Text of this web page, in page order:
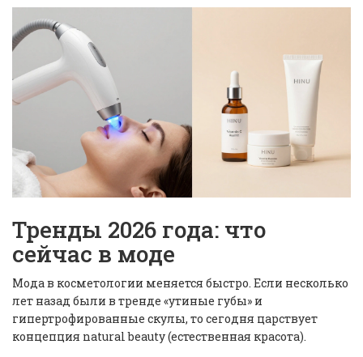
Тренды 2026 года: что
сейчас в моде
Мода в косметологии меняется быстро. Если несколько
лет назад были в тренде «утиные губы» и
гипертрофированные скулы, то сегодня царствует
концепция natural beauty(естественная красота).